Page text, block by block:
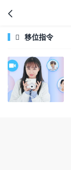

 移位指令